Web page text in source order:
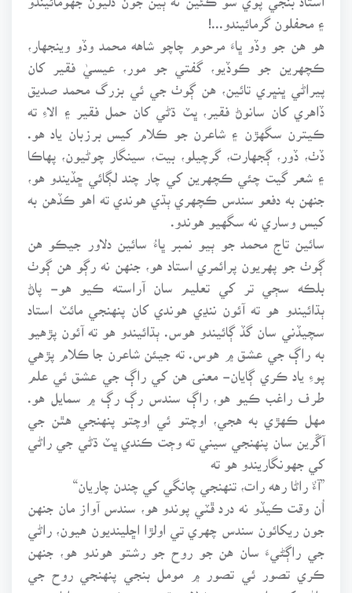
۽ محفلون گرمائيندو...!
هو هن جو وڏو ڀاءَ مرحوم چاچو شاهه محمد وڏو وينجهار،
ڪچهرين جو ڪوڏيو، گفتي جو مور، عيسيٰ فقير کان
پيراڻي ڀنڀري تائين، هن ڳوٺ جي ئي بزرگ محمد صديق
ڏاهري کان سانوڻ فقير، ڀٽ ڌڻي کان حمل فقير ۽ الاءِ ته
ڪيترن سگهڙن ۽ شاعرن جو ڪلام کيس برزبان ياد هو.
ڏٺ، ڏور، ڳجهارت، گرچيلو، بيت، سينگار چوڻيون، پهاڪا
۽ شعر گيت چئي ڪچهرين کي چار چند لڳائي ڇڏيندو هو،
جنهن به دفعو سندس ڪچهري ٻڌي هوندي ته اهو ڪڏهن به
کيس وساري نه سگهيو هوندو.
سائين تاج محمد جو ٻيو نمبر ڀاءُ سائين دلاور جيڪو هن
ڳوٺ جو پهريون پرائمري استاد هو، جنهن نه رڳو هن ڳوٺ
بلڪه سڄي تر کي تعليم سان آراسته ڪيو هو- پاڻ
ٻڌائيندو هو ته آئون ننڍي هوندي کان پنهنجي مائٽ استاد
سچيڏني سان گڏ ڳائيندو هوس. ٻڌائيندو هو ته آئون پڙهيو
به راڳ جي عشق ۾ هوس. ته جيئن شاعرن جا ڪلام پڙهي
پوءِ ياد ڪري ڳايان- معنى هن کي راڳ جي عشق ئي علم
طرف راغب ڪيو هو، راڳ سندس رڳ رڳ ۾ سمايل هو.
مهل ڪهڙي به هجي، اوچتو ئي اوچتو پنهنجي هٿن جي
آڱرين سان پنهنجي سيني ته وڄت ڪندي ڀٽ ڌڻي جي راڻي
کي جهونگاريندو هو ته
”آءٌ راڻا رهه رات، تنهنجي چانگي کي چندن چاريان“
اُن وقت ڪيڏو نه درد ڦٽي پوندو هو، سندس آواز مان جنهن
جون ريکائون سندس چهري تي اولڙا اڇلينديون هيون، راڻي
جي راڳڻيءَ سان هن جو روح جو رشتو هوندو هو، جنهن
ڪري تصور ئي تصور ۾ مومل بنجي پنهنجي روح جي
راڻي کي رات رهي پوڻ لاءِ منٿون پيو ڪندو هو، اياز چيو